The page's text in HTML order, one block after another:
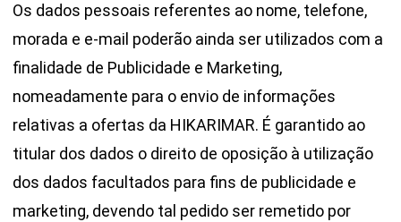
Os dados pessoais referentes ao nome, telefone,
morada e e-mail poderão ainda ser utilizados com a
finalidade de Publicidade e Marketing,
nomeadamente para o envio de informações
relativas a ofertas da HIKARIMAR. É garantido ao
titular dos dados o direito de oposição à utilização
dos dados facultados para fins de publicidade e
marketing, devendo tal pedido ser remetido por